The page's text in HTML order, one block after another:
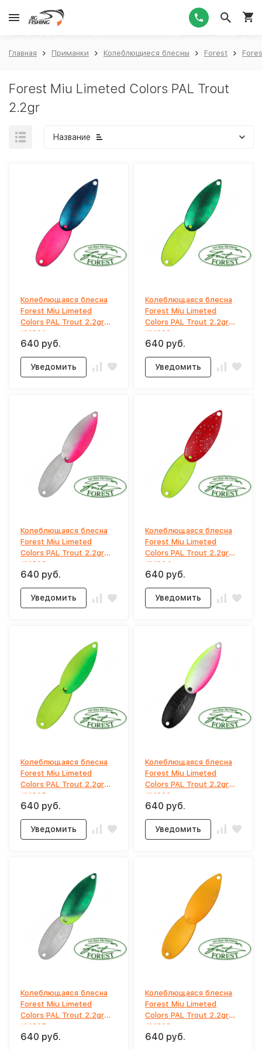
Главная Приманки Колеблющиеся блесны Forest
Forest Miu Limeted Colors PAL Trout
2.2gr
Название
Колеблющаяся блесна
Forest Miu Limeted
Colors PAL Trout 2.2gr
#MC01
640 руб.
Уведомить
Колеблющаяся блесна
Forest Miu Limeted
Colors PAL Trout 2.2gr
#MC02
640 руб.
Уведомить
Колеблющаяся блесна
Forest Miu Limeted
Colors PAL Trout 2.2gr
#MC03
640 руб.
Уведомить
Колеблющаяся блесна
Forest Miu Limeted
Colors PAL Trout 2.2gr
#MC04
640 руб.
Уведомить
Колеблющаяся блесна
Forest Miu Limeted
Colors PAL Trout 2.2gr
#MC05
640 руб.
Уведомить
Колеблющаяся блесна
Forest Miu Limeted
Colors PAL Trout 2.2gr
#MC06
640 руб.
Уведомить
Колеблющаяся блесна
Forest Miu Limeted
Colors PAL Trout 2.2gr
#MC07
640 руб.
Колеблющаяся блесна
Forest Miu Limeted
Colors PAL Trout 2.2gr
#MC08
640 руб.